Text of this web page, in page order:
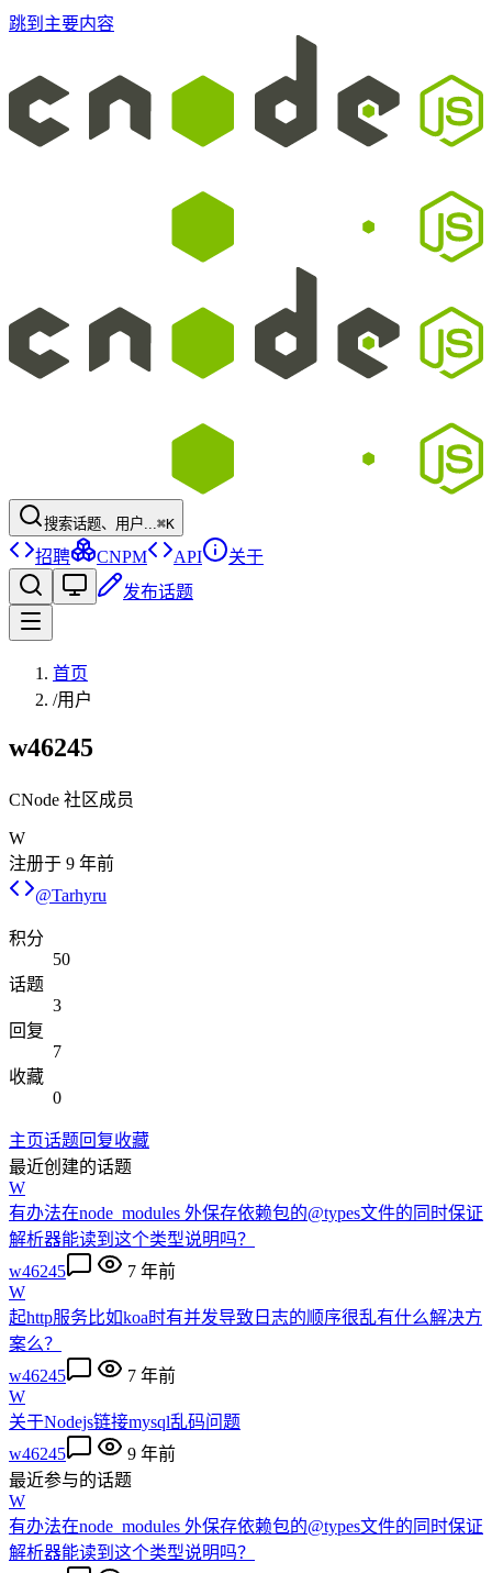
跳到主要内容
搜索话题、用户...⌘K
招聘 CNPM API
关于
发布话题
首页
/用户
w46245
CNode 社区成员
W
注册于 9 年前
@Tarhyru
积分
50
话题
3
回复
7
收藏
0
主页话题回复收藏
最近创建的话题
W
有办法在node_modules 外保存依赖包的@types文件的同时保证
解析器能读到这个类型说明吗？
w46245
7 年前
W
起http服务比如koa时有并发导致日志的顺序很乱有什么解决方
案么？
w46245
7 年前
W
关于Nodejs链接mysql乱码问题
w46245
9 年前
最近参与的话题
W
有办法在node_modules 外保存依赖包的@types文件的同时保证
解析器能读到这个类型说明吗？